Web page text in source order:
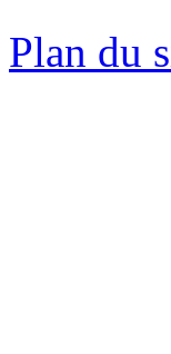
Plan du